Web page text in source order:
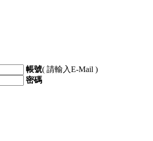
帳號( 請輸入E-Mail )
密碼